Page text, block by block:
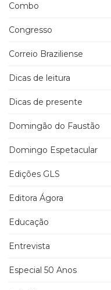
Combo
Congresso
Correio Braziliense
Dicas de leitura
Dicas de presente
Domingão do Faustão
Domingo Espetacular
Edições GLS
Editora Ágora
Educação
Entrevista
Especial 50 Anos